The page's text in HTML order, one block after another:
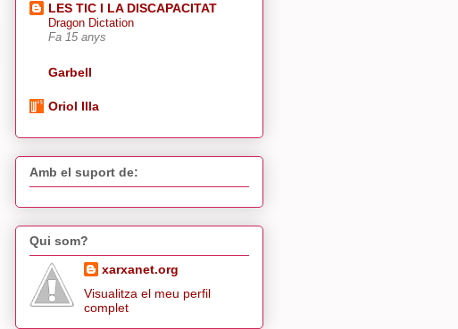
LES TIC I LA DISCAPACITAT
Dragon Dictation
Fa 15 anys
Garbell
Oriol Illa
Amb el suport de:
Qui som?
xarxanet.org
Visualitza el meu perfil
complet